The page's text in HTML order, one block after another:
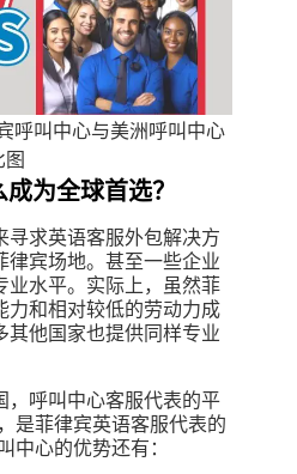
呼叫中心与美洲呼叫中心
图
为全球首选？
寻求英语客服外包解决方
律宾场地。甚至一些企业
业水平。实际上，虽然菲
力和相对较低的劳动力成
其他国家也提供同样专业
，呼叫中心客服代表的平
是菲律宾英语客服代表的
中心的优势还有：